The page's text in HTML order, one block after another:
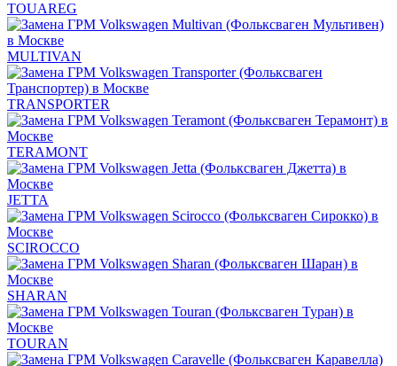
TOUAREG
MULTIVAN
TRANSPORTER
TERAMONT
JETTA
SCIROCCO
SHARAN
TOURAN